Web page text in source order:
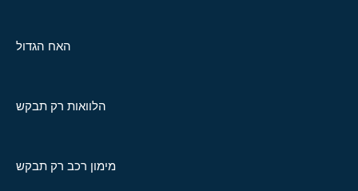
האח הגדול
הלוואות רק תבקש
מימון רכב רק תבקש